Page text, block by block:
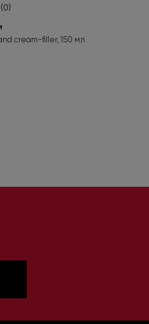
(0)
cream-filler, 150 мл